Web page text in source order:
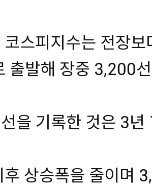
스피지수는 전장
출발해 장중 3,200
을 기록한 것은 3년
후 상승폭을 줄이며